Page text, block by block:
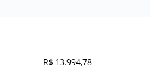
R$ 13.994,78